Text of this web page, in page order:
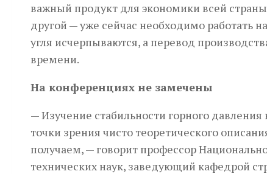
важный продукт для экономики всей
другой — уже сейчас необходимо работать
угля исчерпываются, а перевод
времени.
На конференциях не замечены
— Изучение стабильности горного
точки зрения чисто теоретического
получаем, — говорит профессор
технических наук, заведующий кафедрой